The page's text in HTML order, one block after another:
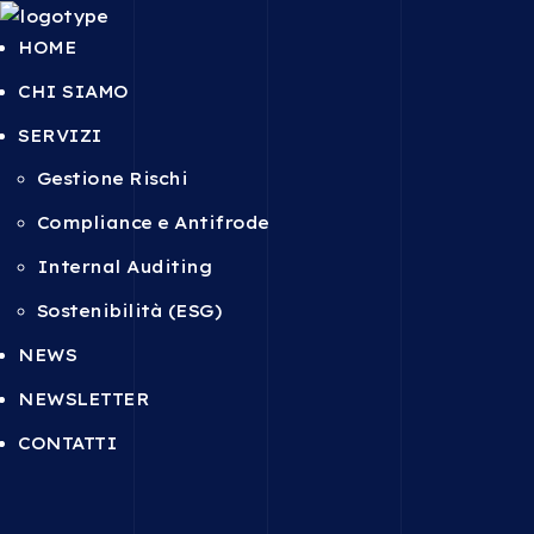
HOME
CHI SIAMO
SERVIZI
Gestione Rischi
Compliance e Antifrode
Internal Auditing
Sostenibilità (ESG)
NEWS
NEWSLETTER
CONTATTI